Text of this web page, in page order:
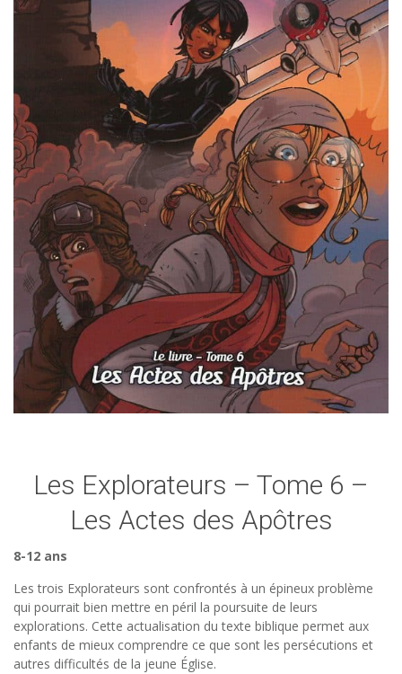
Les Explorateurs – Tome 6 –
Les Actes des Apôtres
8-12 ans
Les trois Explorateurs sont confrontés à un épineux problème
qui pourrait bien mettre en péril la poursuite de leurs
explorations. Cette actualisation du texte biblique permet aux
enfants de mieux comprendre ce que sont les persécutions et
autres difficultés de la jeune Église.